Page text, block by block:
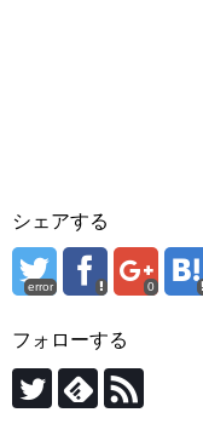
シェアする
error 0
フォローする